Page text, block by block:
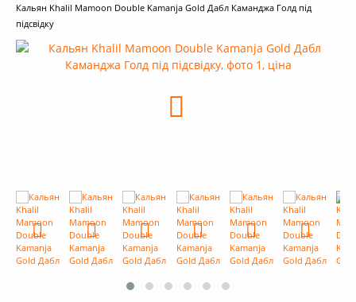
Вугілля для кальяну
Кальяни
Комплектуючі для кальяну
Кальян Khalil Mamoon Double Kamanja Gold Дабл Каманджа Голд під
підсвідку